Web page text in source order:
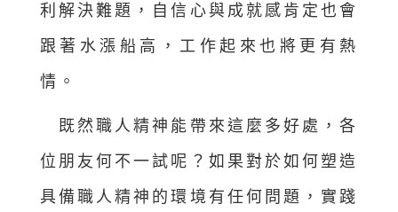
利解決難題，自信心與成就感肯定也會
跟著水漲船高，工作起來也將更有熱
情。
既然職人精神能帶來這麼多好處，各
位朋友何不一試呢？如果對於如何塑造
具備職人精神的環境有任何問題，實踐